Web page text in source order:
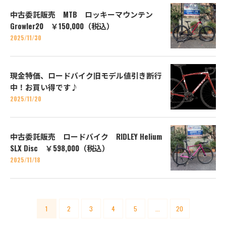
中古委託販売 MTB ロッキーマウンテン
Growler20 ￥150,000（税込）
2025/11/30
現金特価、ロードバイク旧モデル値引き断行
中！お買い得です♪
2025/11/20
中古委託販売 ロードバイク RIDLEY Helium
SLX Disc ￥598,000（税込）
2025/11/18
1 2 3 4 5 ... 20